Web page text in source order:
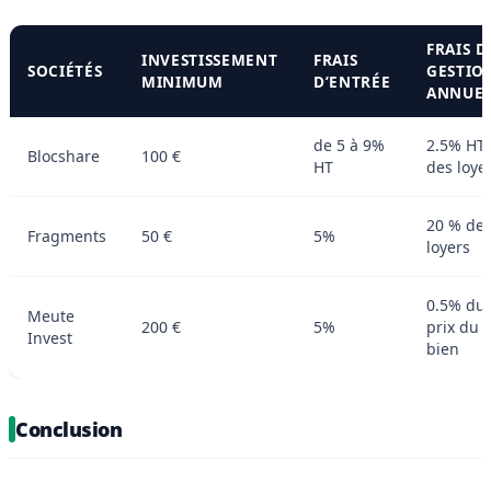
SOCIÉTÉS
INVESTISSEMENT
MINIMUM
FRAIS
D’ENTRÉE
FRAIS
Blocshare 100 €
de 5 à 9%
HT
2.5% HT
des
Fragments 50 € 5%
20 % des
loyers
Meute
Invest
200 € 5%
0.5% du
prix du
bien
Conclusion